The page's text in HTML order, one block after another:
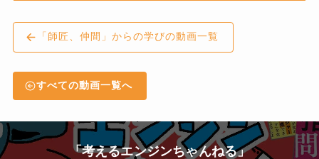
「師匠、仲間」からの学びの動画一覧
すべての動画一覧へ
「考えるエンジンちゃんねる」